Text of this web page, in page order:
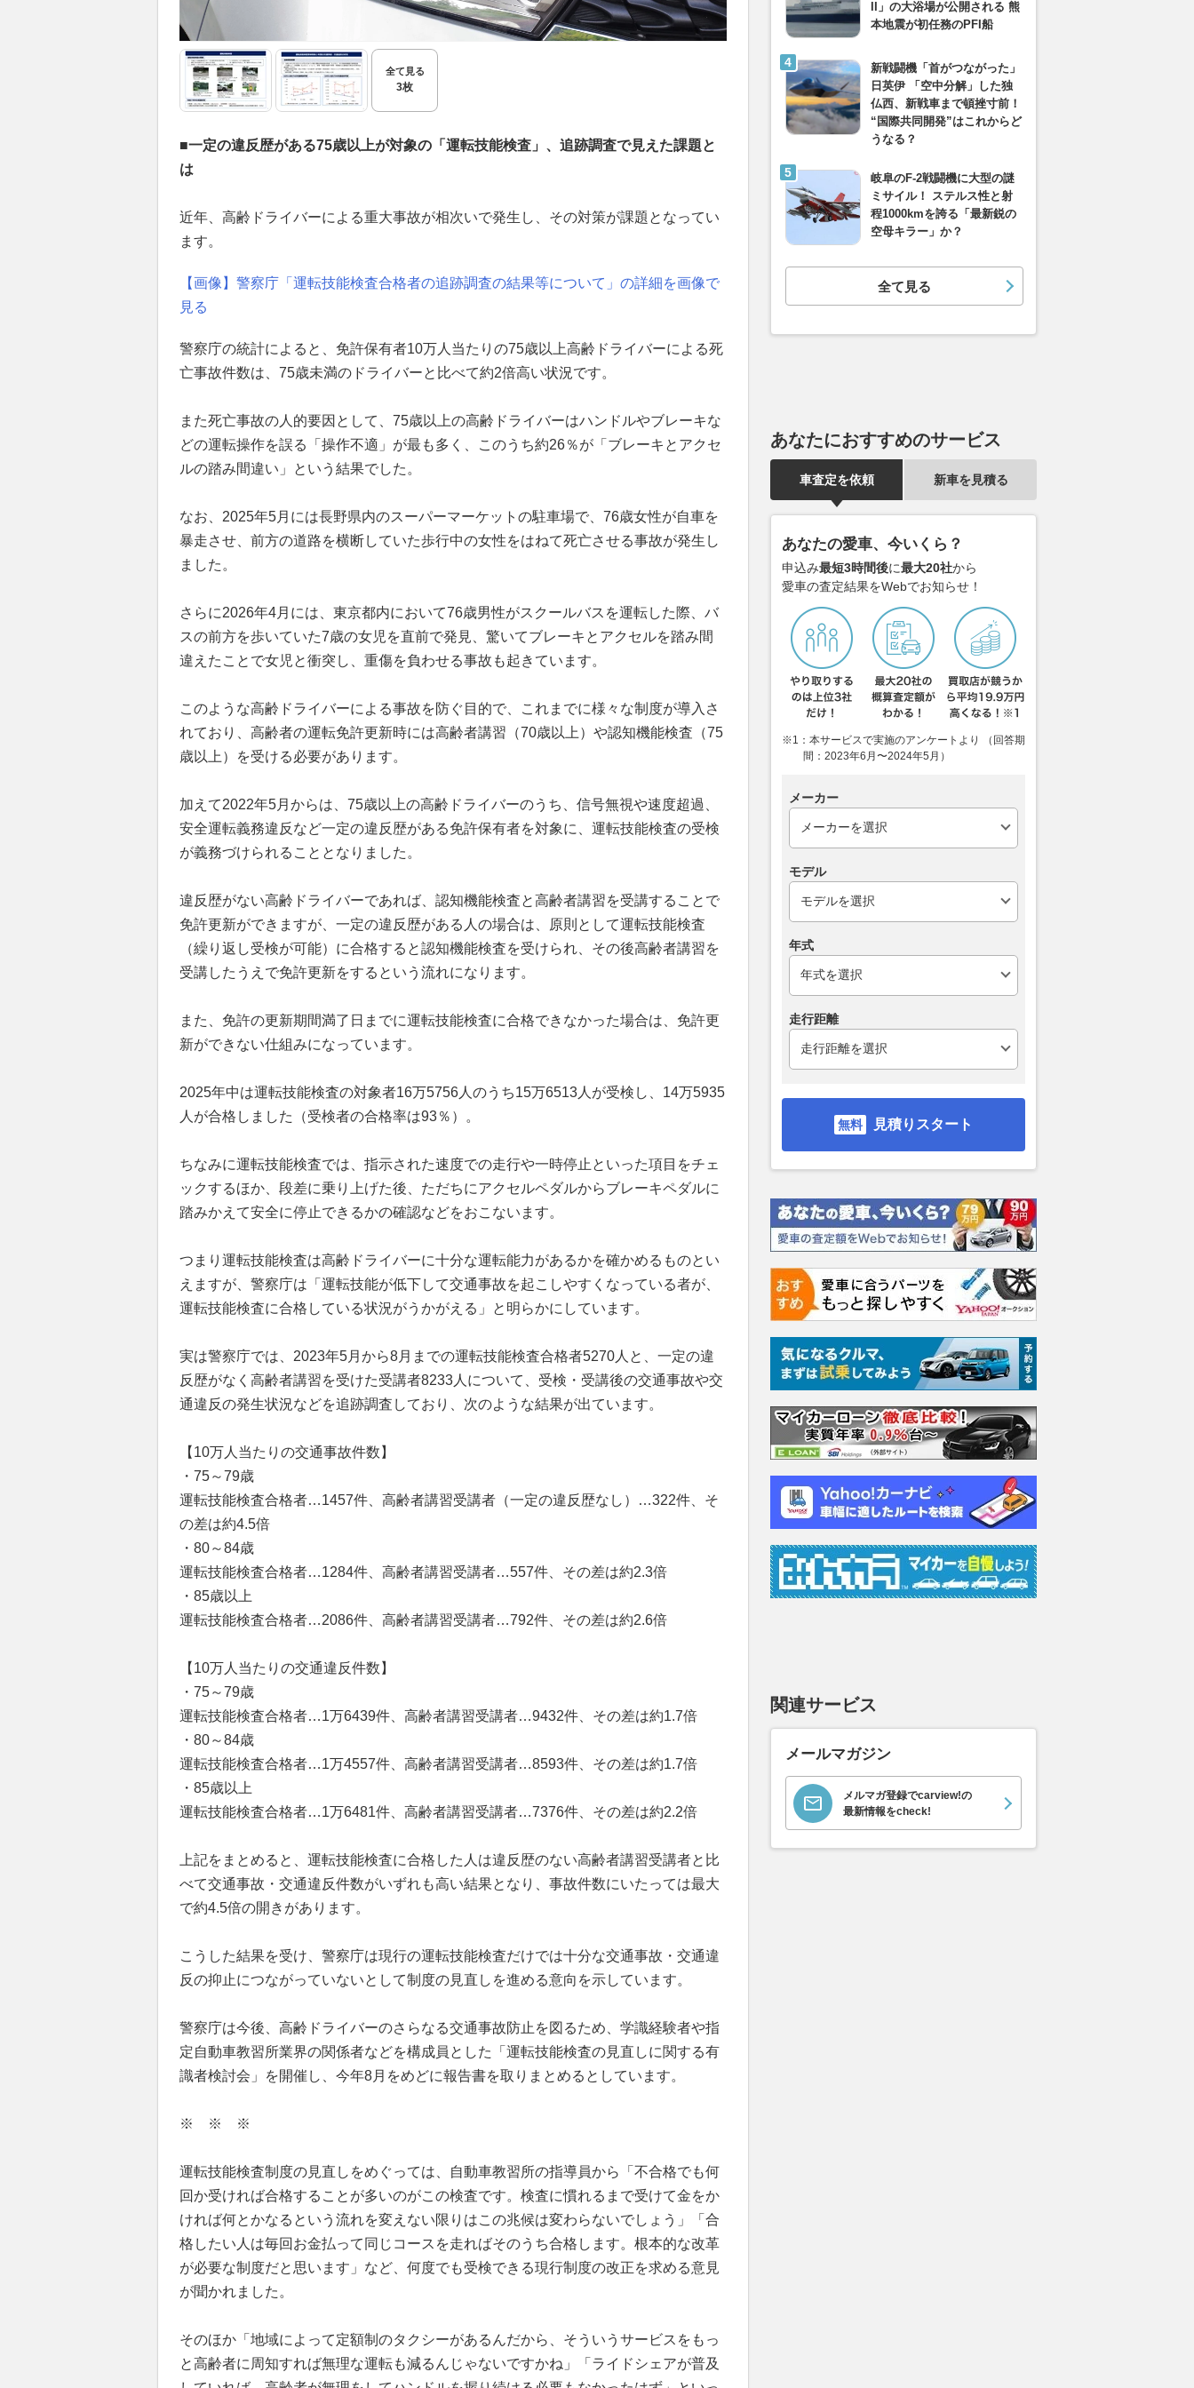
全て見る
3枚
■一定の違反歴がある75歳以上が対象の「運転技能検査」、追跡調査で見えた課題と
は
近年、高齢ドライバーによる重大事故が相次いで発生し、その対策が課題となってい
ます。
【画像】警察庁「運転技能検査合格者の追跡調査の結果等について」の詳細を画像で
見る
警察庁の統計によると、免許保有者10万人当たりの75歳以上高齢ドライバーによる死
亡事故件数は、75歳未満のドライバーと比べて約2倍高い状況です。
また死亡事故の人的要因として、75歳以上の高齢ドライバーはハンドルやブレーキな
どの運転操作を誤る「操作不適」が最も多く、このうち約26％が「ブレーキとアクセ
ルの踏み間違い」という結果でした。
なお、2025年5月には長野県内のスーパーマーケットの駐車場で、76歳女性が自車を
暴走させ、前方の道路を横断していた歩行中の女性をはねて死亡させる事故が発生し
ました。
さらに2026年4月には、東京都内において76歳男性がスクールバスを運転した際、バ
スの前方を歩いていた7歳の女児を直前で発見、驚いてブレーキとアクセルを踏み間
違えたことで女児と衝突し、重傷を負わせる事故も起きています。
このような高齢ドライバーによる事故を防ぐ目的で、これまでに様々な制度が導入さ
れており、高齢者の運転免許更新時には高齢者講習（70歳以上）や認知機能検査（75
歳以上）を受ける必要があります。
加えて2022年5月からは、75歳以上の高齢ドライバーのうち、信号無視や速度超過、
安全運転義務違反など一定の違反歴がある免許保有者を対象に、運転技能検査の受検
が義務づけられることとなりました。
違反歴がない高齢ドライバーであれば、認知機能検査と高齢者講習を受講することで
免許更新ができますが、一定の違反歴がある人の場合は、原則として運転技能検査
（繰り返し受検が可能）に合格すると認知機能検査を受けられ、その後高齢者講習を
受講したうえで免許更新をするという流れになります。
また、免許の更新期間満了日までに運転技能検査に合格できなかった場合は、免許更
新ができない仕組みになっています。
2025年中は運転技能検査の対象者16万5756人のうち15万6513人が受検し、14万5935
人が合格しました（受検者の合格率は93％）。
ちなみに運転技能検査では、指示された速度での走行や一時停止といった項目をチェ
ックするほか、段差に乗り上げた後、ただちにアクセルペダルからブレーキペダルに
踏みかえて安全に停止できるかの確認などをおこないます。
つまり運転技能検査は高齢ドライバーに十分な運転能力があるかを確かめるものとい
えますが、警察庁は「運転技能が低下して交通事故を起こしやすくなっている者が、
運転技能検査に合格している状況がうかがえる」と明らかにしています。
実は警察庁では、2023年5月から8月までの運転技能検査合格者5270人と、一定の違
反歴がなく高齢者講習を受けた受講者8233人について、受検・受講後の交通事故や交
通違反の発生状況などを追跡調査しており、次のような結果が出ています。
【10万人当たりの交通事故件数】
・75～79歳
運転技能検査合格者…1457件、高齢者講習受講者（一定の違反歴なし）…322件、そ
の差は約4.5倍
・80～84歳
運転技能検査合格者…1284件、高齢者講習受講者…557件、その差は約2.3倍
・85歳以上
運転技能検査合格者…2086件、高齢者講習受講者…792件、その差は約2.6倍
【10万人当たりの交通違反件数】
・75～79歳
運転技能検査合格者…1万6439件、高齢者講習受講者…9432件、その差は約1.7倍
・80～84歳
運転技能検査合格者…1万4557件、高齢者講習受講者…8593件、その差は約1.7倍
・85歳以上
運転技能検査合格者…1万6481件、高齢者講習受講者…7376件、その差は約2.2倍
上記をまとめると、運転技能検査に合格した人は違反歴のない高齢者講習受講者と比
べて交通事故・交通違反件数がいずれも高い結果となり、事故件数にいたっては最大
で約4.5倍の開きがあります。
こうした結果を受け、警察庁は現行の運転技能検査だけでは十分な交通事故・交通違
反の抑止につながっていないとして制度の見直しを進める意向を示しています。
警察庁は今後、高齢ドライバーのさらなる交通事故防止を図るため、学識経験者や指
定自動車教習所業界の関係者などを構成員とした「運転技能検査の見直しに関する有
識者検討会」を開催し、今年8月をめどに報告書を取りまとめるとしています。
※ ※ ※
運転技能検査制度の見直しをめぐっては、自動車教習所の指導員から「不合格でも何
回か受ければ合格することが多いのがこの検査です。検査に慣れるまで受けて金をか
ければ何とかなるという流れを変えない限りはこの兆候は変わらないでしょう」「合
格したい人は毎回お金払って同じコースを走ればそのうち合格します。根本的な改革
が必要な制度だと思います」など、何度でも受検できる現行制度の改正を求める意見
が聞かれました。
そのほか「地域によって定額制のタクシーがあるんだから、そういうサービスをもっ
と高齢者に周知すれば無理な運転も減るんじゃないですかね」「ライドシェアが普及
II」の大浴場が公開される 熊
本地震が初任務のPFI船
新戦闘機「首がつながった」
日英伊 「空中分解」した独
仏西、新戦車まで頓挫寸前！
“国際共同開発”はこれからど
うなる？
岐阜のF-2戦闘機に大型の謎
ミサイル！ ステルス性と射
程1000kmを誇る「最新鋭の
空母キラー」か？
全て見る
あなたにおすすめのサービス
車査定を依頼 新車を見積る
あなたの愛車、今いくら？
申込み最短3時間後に最大20社から
愛車の査定結果をWebでお知らせ！
※1：本サービスで実施のアンケートより （回答期
間：2023年6月〜2024年5月）
メーカー
モデル
年式
走行距離
見積りスタート
関連サービス
メールマガジン
メルマガ登録でcarview!の
最新情報をcheck!